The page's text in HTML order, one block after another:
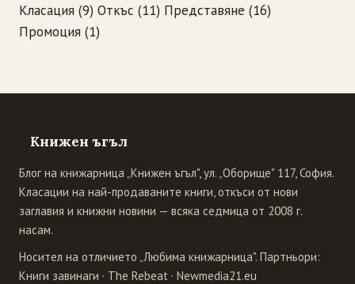
Класация (9) Откъс (11) Представяне (16)
Промоция (1)
Книжен ъгъл
Блог на книжарница „Книжен ъгъл", ул. „Оборище" 117, София.
Класации на най-продаваните книги, откъси от нови
заглавия и книжни новини — всяка седмица от 2008 г.
насам.
Носител на отличието „Любима книжарница". Партньори:
Книги завинаги · The Rebeat · Newmedia21.eu